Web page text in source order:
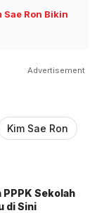
Ron Bikin
Advertisement
Kim Sae Ron
Sekolah
di Sini